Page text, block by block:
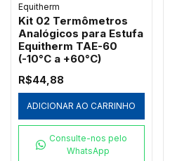
Equitherm
Kit 02 Termômetros
Analógicos para Estufa
Equitherm TAE-60
(-10°C a +60°C)
R$44,88
ADICIONAR AO CARRINHO
Consulte-nos pelo
WhatsApp